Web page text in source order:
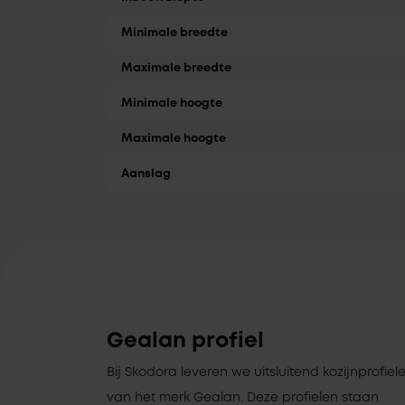
Minimale breedte
Maximale breedte
Minimale hoogte
Maximale hoogte
Aanslag
Gealan profiel
Bij Skodora leveren we uitsluitend
van het merk Gealan. Deze profielen staan